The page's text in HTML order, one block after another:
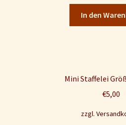
In den
Mini Staffelei
€5,00
zzgl.